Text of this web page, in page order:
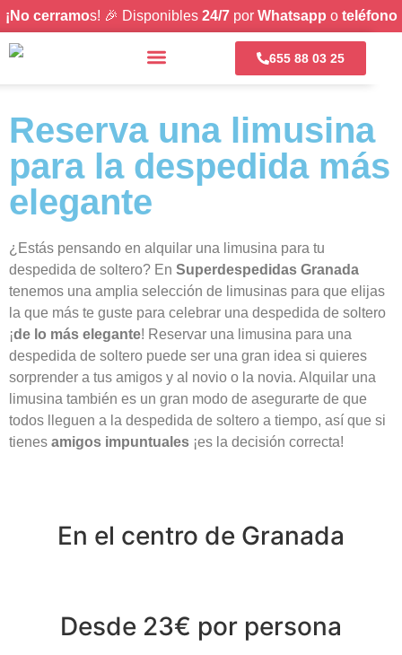
¡No cerramos! 🎉 Disponibles 24/7por Whatsapp o teléfono
655 88 03 25
Reserva una limusina
para la despedida más
elegante
¿Estás pensando en alquilar una limusina para tu
despedida de soltero? En Superdespedidas Granada
tenemos una amplia selección de limusinas para que elijas
la que más te guste para celebrar una despedida de soltero
¡de lo más elegante! Reservar una limusina para una
despedida de soltero puede ser una gran idea si quieres
sorprender a tus amigos y al novio o la novia. Alquilar una
limusina también es un gran modo de asegurarte de que
todos lleguen a la despedida de soltero a tiempo, así que si
tienes amigos impuntuales ¡es la decisión correcta!
En el centro de Granada
Desde 23€ por persona